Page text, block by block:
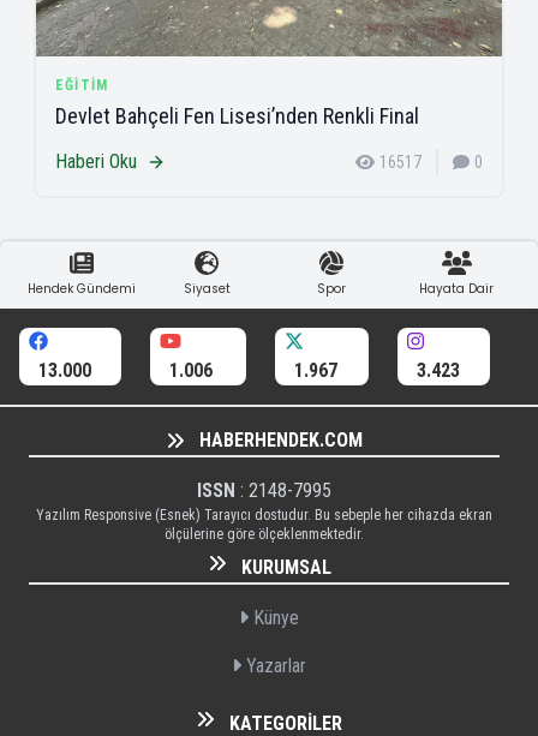
EĞITIM
Devlet Bahçeli Fen Lisesi’nden Renkli Final
Haberi Oku 16517 0
Hendek Gündemi Siyaset Spor Hayata Dair
13.000 1.006 1.967 3.423
HABERHENDEK.COM
ISSN : 2148-7995
Yazılım Responsive (Esnek) Tarayıcı dostudur. Bu sebeple her cihazda ekran
ölçülerine göre ölçeklenmektedir.
KURUMSAL
Künye
Yazarlar
KATEGORILER